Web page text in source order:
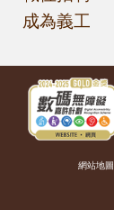
成為義工
網站地圖